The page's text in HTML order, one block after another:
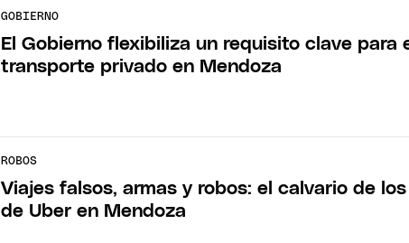
GOBIERNO
El Gobierno flexibiliza un requisito clave para
transporte privado en Mendoza
ROBOS
Viajes falsos, armas y robos: el calvario de
de Uber en Mendoza